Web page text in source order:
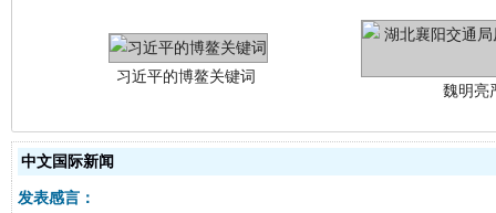
中文国际新闻
发表感言：